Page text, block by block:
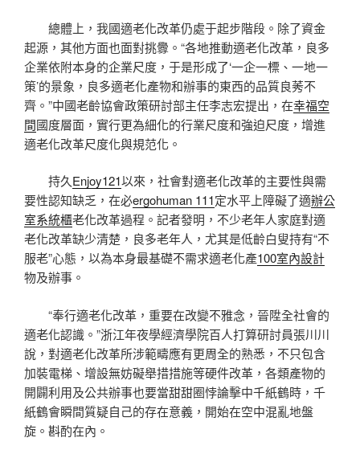
總體上，我國適老化改革仍處于起步階段。除了資金
起源，其他方面也面對挑釁。“各地推動適老化改革，良多
企業依附本身的企業尺度，于是形成了‘一企一標、一地一
策’的景象，良多適老化產物和辦事的東西的品質良莠不
齊。”中國老齡協會政策研討部主任李志宏提出，在幸福空
間國度層面，實行更為細化的行業尺度和強迫尺度，增進
適老化改革尺度化與規范化。
持久Enjoy121以來，社會對適老化改革的主要性與需
要性認知缺乏，在必ergohuman 111定水平上障礙了適辦公
室系統櫃老化改革過程。記者發明，不少老年人家庭對適
老化改革缺少清楚，良多老年人，尤其是低齡白叟持有“不
服老”心態，以為本身最基礎不需求適老化產100室內設計
物及辦事。
“奉行適老化改革，重要在改變不雅念，晉陞全社會的
適老化認識。”浙江年夜學經濟學院百人打算研討員張川川
說，對適老化改革所涉範疇應有更周全的熟悉，不只包含
加裝電梯、增設無妨礙舉措措施等硬件改革，各類產物的
開闢利用及公共辦事也要當甜甜圈悖論擊中千紙鶴時，千
紙鶴會瞬間質疑自己的存在意義，開始在空中混亂地盤
旋。斟酌在內。